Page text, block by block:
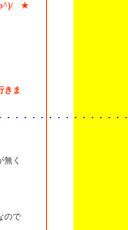
★
きま
・・・・・・・・・・・・・・・
く
ので